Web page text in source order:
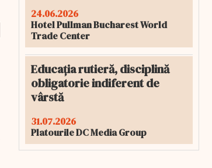
24.06.2026
Hotel Pullman Bucharest World
Trade Center
Educația rutieră, disciplină
obligatorie indiferent de
vârstă
31.07.2026
Platourile DC Media Group